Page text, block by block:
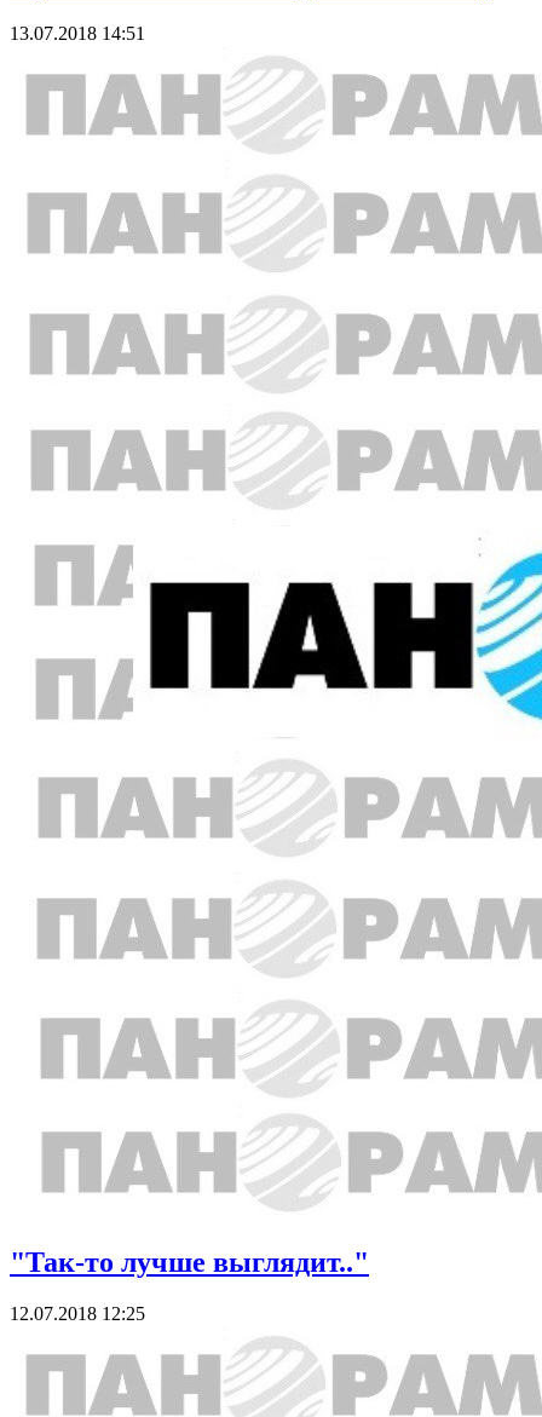
13.07.2018 14:51
"Так-то лучше выглядит.."
12.07.2018 12:25